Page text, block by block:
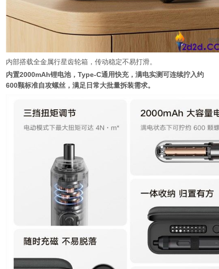
内部搭载全金属行星齿轮箱，传动稳定不易打滑。
内置2000mAh锂电池，Type-C通用快充，满电实测可连续拧入约
600颗标准自攻螺丝，满足日常大批量拆装需求。